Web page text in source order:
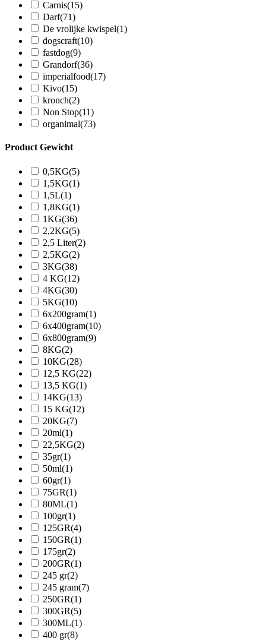
Carnis(15)
Darf(71)
De vrolijke kwispel(1)
dogscraft(10)
fastdog(9)
Grandorf(36)
imperialfood(17)
Kivo(15)
kronch(2)
Non Stop(11)
organimal(73)
Product Gewicht
0,5KG(5)
1,5KG(1)
1,5L(1)
1,8KG(1)
1KG(36)
2,2KG(5)
2,5 Liter(2)
2,5KG(2)
3KG(38)
4 KG(12)
4KG(30)
5KG(10)
6x200gram(1)
6x400gram(10)
6x800gram(9)
8KG(2)
10KG(28)
12,5 KG(22)
13,5 KG(1)
14KG(13)
15 KG(12)
20KG(7)
20ml(1)
22,5KG(2)
35gr(1)
50ml(1)
60gr(1)
75GR(1)
80ML(1)
100gr(1)
125GR(4)
150GR(1)
175gr(2)
200GR(1)
245 gr(2)
245 gram(7)
250GR(1)
300GR(5)
300ML(1)
400 gr(8)